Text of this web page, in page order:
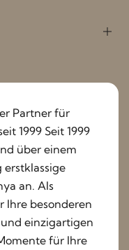
Partner für
1999 Seit 1999
über einem
an. Als
Ihre besonderen
einzigartigen
für Ihre